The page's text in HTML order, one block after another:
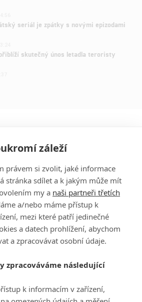
seriál je zpátky s novými epizodami
skutečný únos letadla teroristy
PŘIHLÁSIT
REGISTROVAT
Slavík, e-mailserialy@fandimefilmu.cz
na našem webu napište nám na e-mail
záleží
právem si zvolit, jaké informace
stránka sdílet a k jakým může mít
my a naši partneři třetích
a/nebo máme přístup k
mezi které patří jedinečné
a datech prohlížení, abychom
a zpracovávat osobní údaje.
zpracováváme následující
k informacím v zařízení,